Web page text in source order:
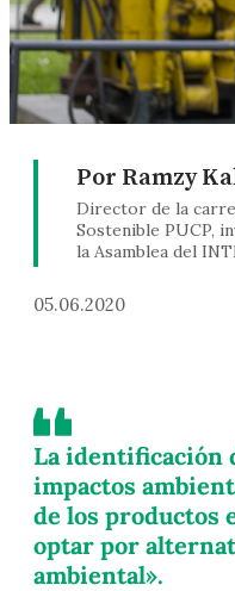
Por Ramzy
Director de la
Sostenible PUCP,
la Asamblea del
05.06.2020
La identificación
impactos
de los productos
optar por
ambiental».